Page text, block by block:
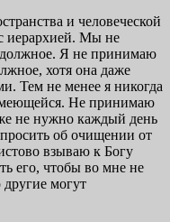
и человеческой
иерархией. Мы не
Я не принимаю
хотя она даже
Тем не менее я никогда
Не принимаю
не нужно каждый день
просить об очищении от
взываю к Богу
его, чтобы во мне не
могут